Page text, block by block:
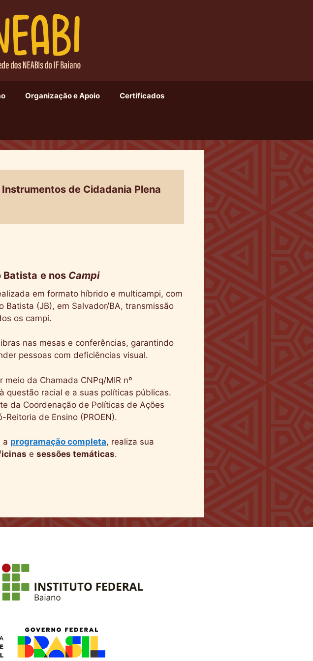
Organização e Apoio Certificados
de Cidadania Plena
Batista e nos Campi
em formato híbrido e multicampi, com
(JB), em Salvador/BA, transmissão
os campi.
nas mesas e conferências, garantindo
pessoas com deficiências visual.
da Chamada CNPq/MIR nº
questão racial e a suas políticas públicas.
da Coordenação de Políticas de Ações
de Ensino (PROEN).
a programação completa, realiza sua
e sessões temáticas.